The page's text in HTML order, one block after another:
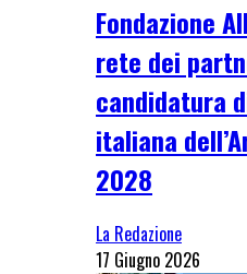
Fondazione
rete dei
candidatura
italiana
2028
La Redazione
17 Giugno 2026